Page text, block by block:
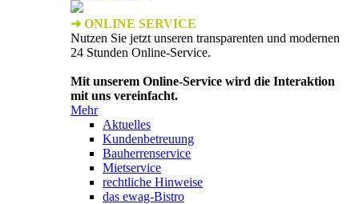
➜ ONLINE SERVICE
Nutzen Sie jetzt unseren transparenten und modernen
24 Stunden Online-Service.
Mit unserem Online-Service wird die Interaktion
mit uns vereinfacht.
Mehr
Aktuelles
Kundenbetreuung
Bauherrenservice
Mietservice
rechtliche Hinweise
das ewag-Bistro